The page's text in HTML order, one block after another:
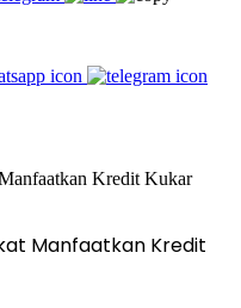
Manfaatkan Kredit